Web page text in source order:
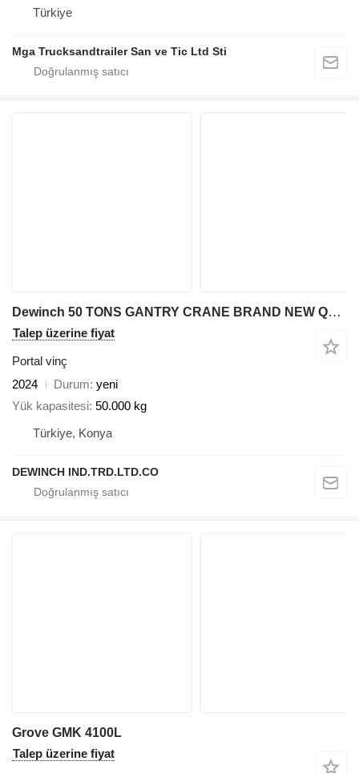
Türkiye
Mga Trucksandtrailer San ve Tic Ltd Sti
Dewinch 50 TONS GANTRY CRANE BRAND NEW QUALITY DOUBLE BEAM GANTRY CRANE
Talep üzerine fiyat
Portal vinç
2024
Durum yeni
Yük kapasitesi 50.000 kg
Türkiye, Konya
DEWINCH IND.TRD.LTD.CO
Grove GMK 4100L
Talep üzerine fiyat